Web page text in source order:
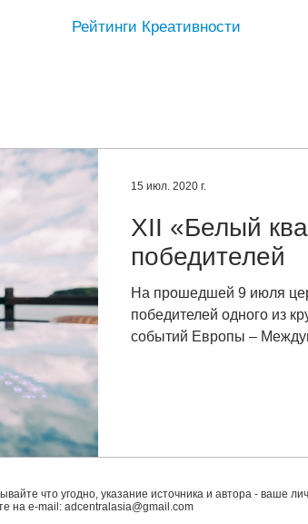
Рейтинги Креативности
XII «Белый
победителей
На прошедшей 9 июля
победителей одного из
событий Европы –
15 июл. 2020 г.
что угодно, указание источника и автора - ваше
на e-mail: adcentralasia@gmail.com